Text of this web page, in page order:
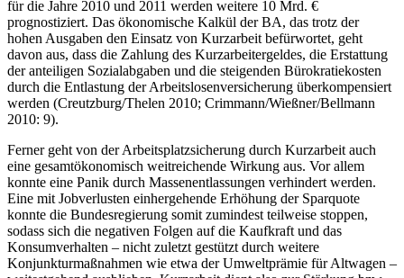
werden die Aufwendungen für 2009 auf etwa 5 Mrd. € geschätzt;
für die Jahre 2010 und 2011 werden weitere 10 Mrd. €
prognostiziert. Das ökonomische Kalkül der BA, das trotz der
hohen Ausgaben den Einsatz von Kurzarbeit befürwortet, geht
davon aus, dass die Zahlung des Kurzarbeitergeldes, die Erstattung
der anteiligen Sozialabgaben und die steigenden Bürokratiekosten
durch die Entlastung der Arbeitslosenversicherung überkompensiert
werden (Creutzburg/Thelen 2010; Crimmann/Wießner/Bellmann
Ferner geht von der Arbeitsplatzsicherung durch Kurzarbeit auch
eine gesamtökonomisch weitreichende Wirkung aus. Vor allem
konnte eine Panik durch Massenentlassungen verhindert werden.
Eine mit Jobverlusten einhergehende Erhöhung der Sparquote
konnte die Bundesregierung somit zumindest teilweise stoppen,
sodass sich die negativen Folgen auf die Kaufkraft und das
Konsumverhalten – nicht zuletzt gestützt durch weitere